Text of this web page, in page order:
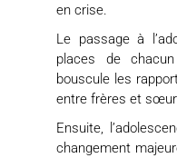
en crise.
Le passage à
places de
bouscule les
entre frères et
Ensuite,
changement